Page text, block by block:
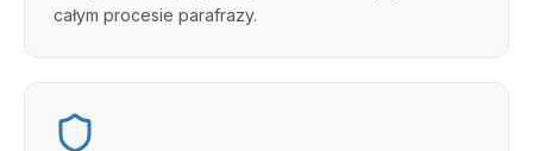
całym procesie parafrazy.